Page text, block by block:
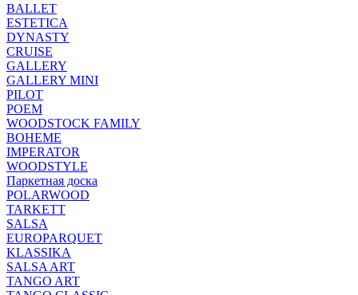
BALLET
ESTETICA
DYNASTY
CRUISE
GALLERY
GALLERY MINI
PILOT
POEM
WOODSTOCK FAMILY
BOHEME
IMPERATOR
WOODSTYLE
Паркетная доска
POLARWOOD
TARKETT
SALSA
EUROPARQUET
KLASSIKA
SALSA ART
TANGO ART